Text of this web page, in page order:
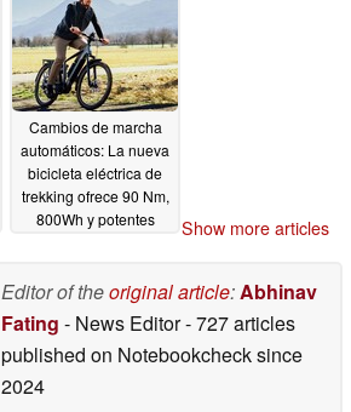
Cambios de marcha
automáticos: La nueva
bicicleta eléctrica de
trekking ofrece 90 Nm,
800Wh y potentes
Show more articles
Editor of theoriginal article:Abhinav
Fating - News Editor- 727 articles
published on Notebookchecksince
2024